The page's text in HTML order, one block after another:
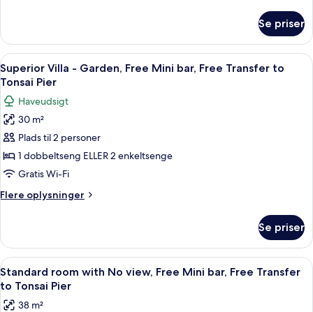
Mini
bar,
Free
Transfer
to
Tonsai
Pier
Villa
Front
Side,
Mini
bar,
Free
Transfer
to
Pier
Se priser
Indlæs
alle
billeder
af
Superior
Villa
-
Garden,
Free
Mini
Free
Transfer
to
Tonsai
Pier
12
Superior Villa - Garden, Free Mini bar, Free Transfer to
Tonsai Pier
Haveudsigt
30 m²
Plads til 2 personer
1 dobbeltseng ELLER 2 enkeltsenge
Gratis Wi-Fi
Flere oplysninger
Flere
Villa
Garden,
Free
bar,
Se priser
Indlæs
alle
billeder
En toetagers bygning med balkon,
6
Standard room with No view, Free Mini bar, Free Transfer
to Tonsai Pier
38 m²